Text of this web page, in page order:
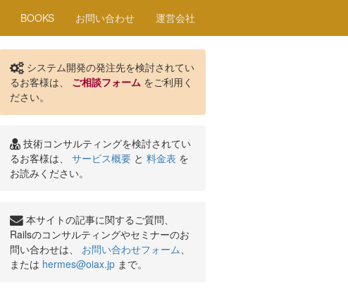
BOOKS お問い合わせ 運営会社
システム開発の発注先を検討されてい
るお客様は、 ご相談フォームをご利用く
ださい。
技術コンサルティングを検討されてい
るお客様は、 サービス概要と 料金表 を
お読みください。
本サイトの記事に関するご質問、
Railsのコンサルティングやセミナーのお
問い合わせは、 お問い合わせフォーム、
または hermes@oiax.jpまで。